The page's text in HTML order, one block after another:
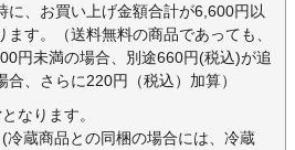
に、お買い上げ金額合計が6,600円以
ます。（送料無料の商品であっても、
円未満の場合、別途660円(税込)が追
、さらに220円（税込）加算）
となります。
冷蔵商品との同梱の場合には、冷蔵